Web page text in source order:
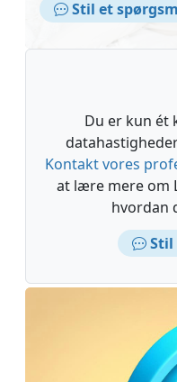
Stil et
Du er kun
Kontakt vores
at lære mere om
hvordan
Stil